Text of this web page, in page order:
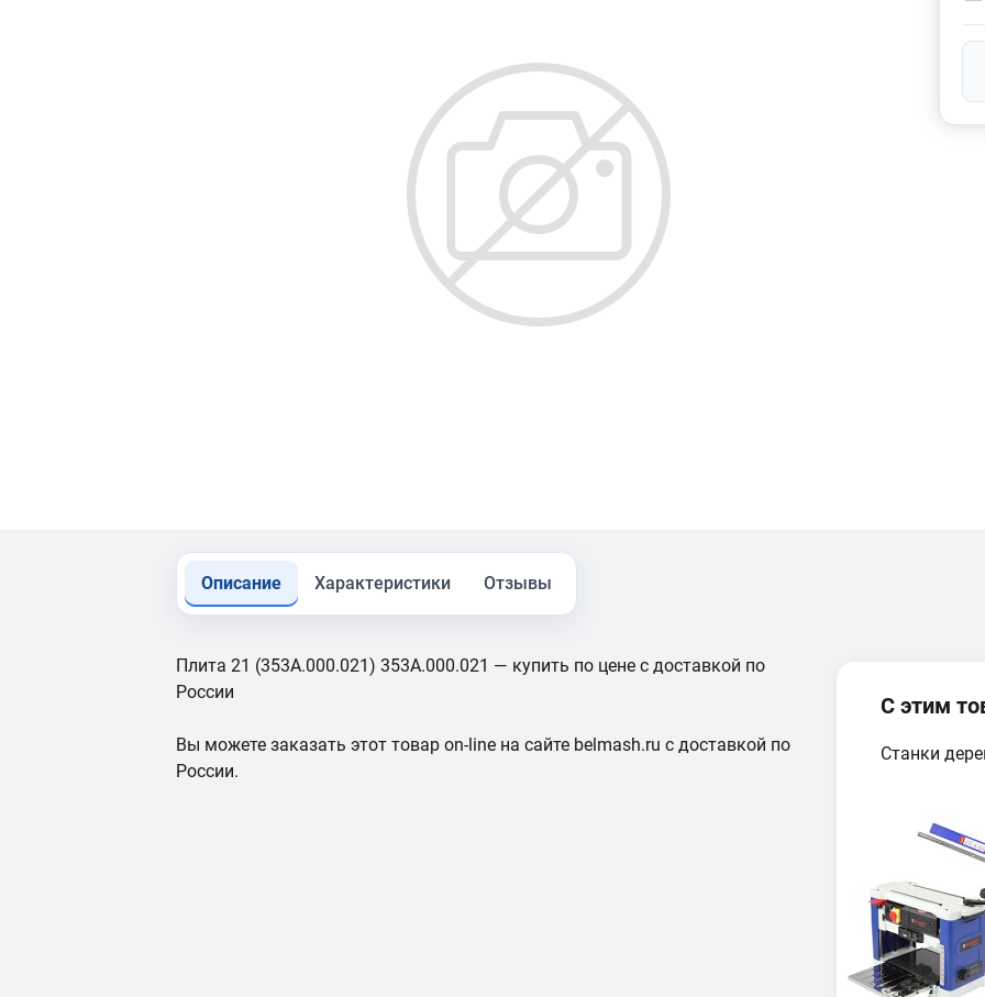
Описание Характеристики Отзывы
Плита 21 (353А.000.021) 353А.000.021 — купить по цене с доставкой по
России
Вы можете заказать этот товар on-line на сайте belmash.ru с доставкой по
России.
С этим
Станки